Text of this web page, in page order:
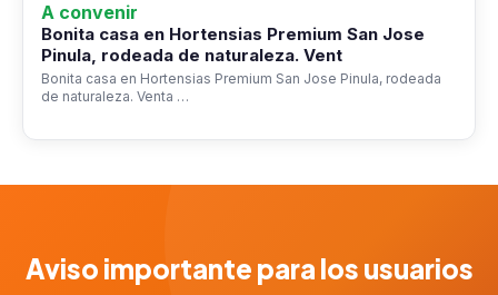
A convenir
Bonita casa en Hortensias Premium San Jose
Pinula, rodeada de naturaleza. Vent
Bonita casa en Hortensias Premium San Jose Pinula, rodeada
de naturaleza. Venta …
Aviso importante para los usuarios